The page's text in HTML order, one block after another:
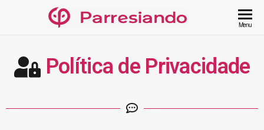
Menu
Política de Privacidade